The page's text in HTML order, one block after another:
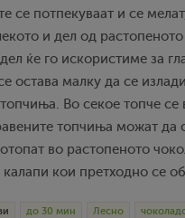
се потпекуваат и се
и дел од
ќе го искористиме за
остава малку да се
Во секое топче
топчиња можат да
во растопеното
кои претходно се
до 30 мин Лесно